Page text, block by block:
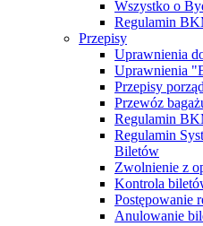
Wszystko o
Regulamin
Przepisy
Uprawnienia
Uprawnienia
Przepisy
Przewóz
Regulamin
Regulamin
Biletów
Zwolnienie z
Kontrola
Postępowanie
Anulowanie